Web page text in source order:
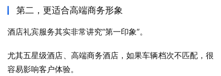
第二，更适合高端商务形象
酒店礼宾服务其实非常讲究“第一印象”。
尤其五星级酒店、高端商务酒店，如果车辆档次不匹配，很
容易影响客户体验。